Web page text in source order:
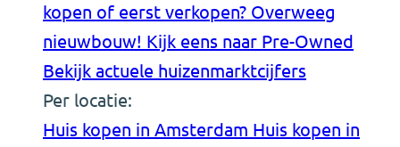
kopen of eerst verkopen? Overweeg
nieuwbouw! Kijk eens naar Pre-Owned
Bekijk actuele huizenmarktcijfers
Per locatie:
Huis kopen in Amsterdam Huis kopen in